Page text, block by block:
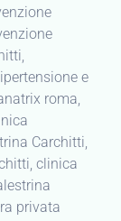
e
roma,
Carchitti,
clinica
privata